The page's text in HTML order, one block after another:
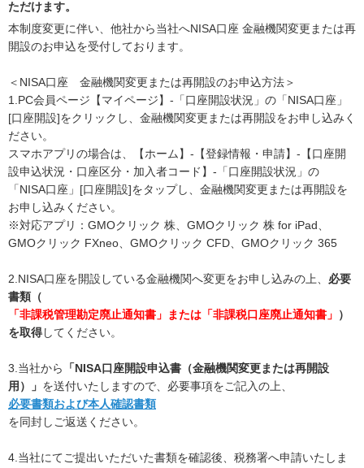
ただけます。
本制度変更に伴い、他社から当社へNISA口座 金融機関変更または再
開設のお申込を受付しております。
＜NISA口座 金融機関変更または再開設のお申込方法＞
1.PC会員ページ【マイページ】‐「口座開設状況」の「NISA口座」
[口座開設]をクリックし、金融機関変更または再開設をお申し込みく
ださい。
スマホアプリの場合は、【ホーム】-【登録情報・申請】-【口座開
設申込状況・口座区分・加入者コード】-「口座開設状況」の
「NISA口座」[口座開設]をタップし、金融機関変更または再開設を
お申し込みください。
※対応アプリ：GMOクリック 株、GMOクリック 株 for iPad、
GMOクリック FXneo、GMOクリック CFD、GMOクリック 365
2.NISA口座を開設している金融機関へ変更をお申し込みの上、 必要
書類（
「非課税管理勘定廃止通知書」または「非課税口座廃止通知書」 ）
を取得してください。
3.当社から
「NISA口座開設申込書（金融機関変更または再開設
用）」 を送付いたしますので、必要事項をご記入の上、
必要書類および本人確認書類
を同封しご返送ください。
4.当社にてご提出いただいた書類を確認後、税務署へ申請いたしま